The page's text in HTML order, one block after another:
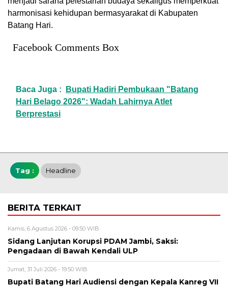
harmonisasi kehidupan bermasyarakat di Kabupaten
Batang Hari.
Facebook Comments Box
Baca Juga :
Bupati Hadiri Pembukaan "Batang
Hari Belago 2026": Wadah Lahirnya Atlet
Berprestasi
Tag : Headline
BERITA TERKAIT
Kamis, 6 Agustus 2026 - 09:50 WIB
Sidang Lanjutan Korupsi PDAM Jambi, Saksi:
Pengadaan di Bawah Kendali ULP
Jumat, 31 Juli 2026 - 19:50 WIB
Bupati Batang Hari Audiensi dengan Kepala Kanreg VII